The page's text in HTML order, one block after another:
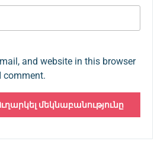
and website in this browser
comment.